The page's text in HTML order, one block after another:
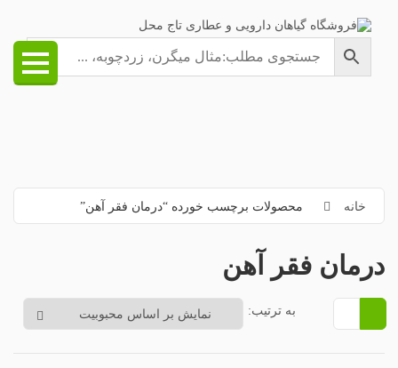
خانه محصولات برچسب خورده “درمان فقر آهن”
درمان فقر آهن
به ترتیب: